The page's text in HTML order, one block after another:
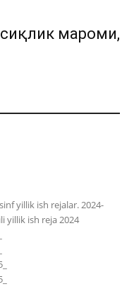
мароми,
yillik ish rejalar. 2024-
yillik ish reja 2024